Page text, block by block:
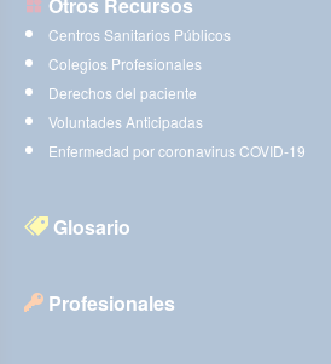
Otros Recursos
Centros Sanitarios Públicos
Colegios Profesionales
Derechos del paciente
Voluntades Anticipadas
Enfermedad por coronavirus COVID-19
Glosario
Profesionales